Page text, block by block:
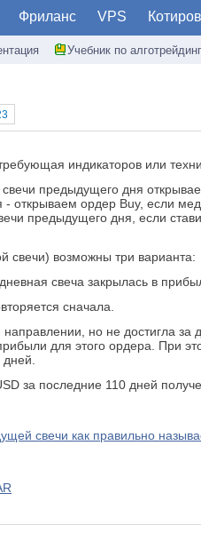
Фриланс VPS
Учебник по
индикаторов или
предыдущего дня
открываем ордер Buy, если
предыдущего дня, если
свечи) возможны три варианта:
свеча закрылась в
сначала.
но не достигла
для этого ордера. При
дней.
за последние 110 дней
свечи как правильно